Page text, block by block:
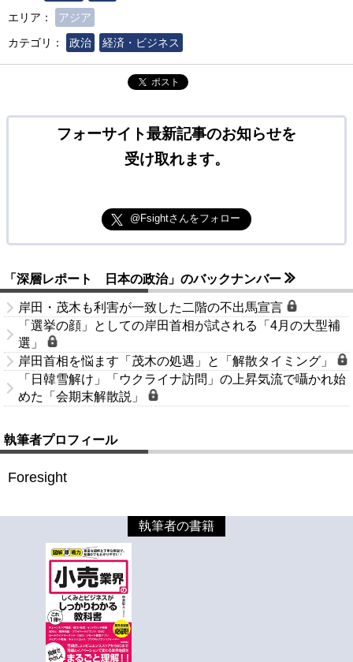
エリア：
アジア
カテゴリ：
政治 経済・ビジネス
ポスト
フォーサイト最新記事のお知らせを
受け取れます。
@Fsightさんをフォロー
「深層レポート 日本の政治」のバックナンバー
岸田・茂木も利害が一致した二階の不出馬宣言
「選挙の顔」としての岸田首相が試される「4月の大型補
選」
岸田首相を悩ます「茂木の処遇」と「解散タイミング」
「日韓雪解け」「ウクライナ訪問」の上昇気流で囁かれ始
めた「会期末解散説」
執筆者プロフィール
Foresight
執筆者の書籍